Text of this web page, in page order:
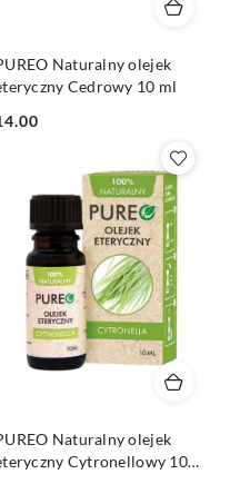
Naturalny olejek
Cedrowy 10 ml
Naturalny olejek
Cytronellowy 10